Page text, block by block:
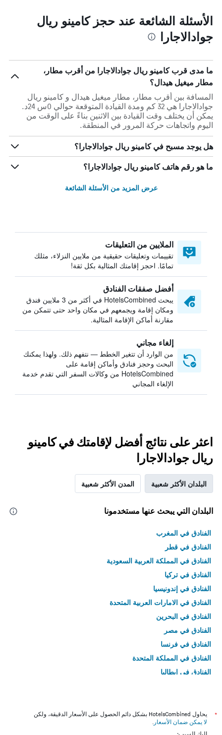
الأسئلة الشائعة عند حجز كامينو ريال
جوادالاجارا
ما مدى قرب كامينو ريال جوادالاجارا من أقرب مطار،
مطار ميغيل هيدال؟
المسافة بين أقرب مطار، مطار ميغيل هيدال و كامينو ريال
جوادالاجارا هي 32 كم ومدة القيادة المتوقعة حوالي 0س 24د.
يمكن أن يختلف وقت القيادة بين الاثنين بناءً على الوقت من
اليوم واتجاهات حركة المرور في المنطقة.
هل يوجد مسبح في كامينو ريال جوادالاجارا؟
ما هو رقم هاتف كامينو ريال جوادالاجارا؟
عرض المزيد من الأسئلة الشائعة
الملايين من التعليقات
تقييمات وتعليقات حقيقية من ملايين النزلاء، مثلك
تمامًا. احجز إقامتك المثالية بكل ثقة!
أفضل صفقات الفنادق
يبحث HotelsCombined في أكثر من 3 ملايين فندق
ومكان إقامة ويجمعهم في مكان واحد حتى تتمكن من
مقارنة أماكن الإقامة المثالية.
إلغاء مجاني
من الوارد أن تتغير الخطط — نتفهم ذلك. ولهذا يمكنك
البحث وحجز فنادق وأماكن إقامة على
HotelsCombined من وكالات السفر التي تقدم خدمة
الإلغاء المجاني
اعثر على نتائج أفضل لإقامتك في كامينو
ريال جوادالاجارا
البلدان الأكثر شعبية المدن الأكثر شعبية
البلدان التي يبحث عنها مستخدمونا
الفنادق في المغرب
الفنادق في قطر
الفنادق في المملكة العربية السعودية
الفنادق في تركيا
الفنادق في إندونيسيا
الفنادق في الامارات العربية المتحدة
الفنادق في البحرين
الفنادق في مصر
الفنادق في فرنسا
الفنادق في المملكة المتحدة
الفنادق في إيطاليا
*
يحاول HotelsCombined بشكل دائم الحصول على الأسعار الدقيقة، ولكن
لا يمكن ضمان الأسعار .